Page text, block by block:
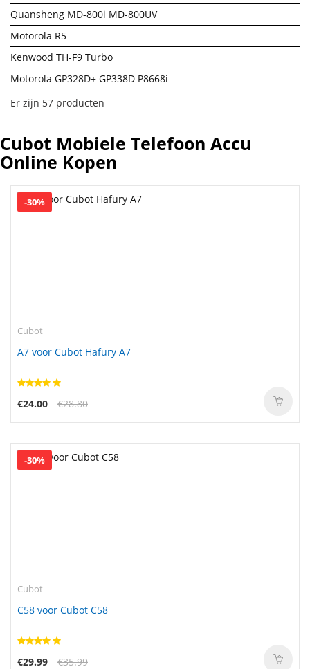
Quansheng MD-800i MD-800UV
Motorola R5
Kenwood TH-F9 Turbo
Motorola GP328D+ GP338D P8668i
Er zijn 57 producten
Cubot Mobiele Telefoon Accu
Online Kopen
-30%
Cubot
A7 voor Cubot Hafury A7
€24.00 €28.80
-30%
Cubot
C58 voor Cubot C58
€29.99 €35.99